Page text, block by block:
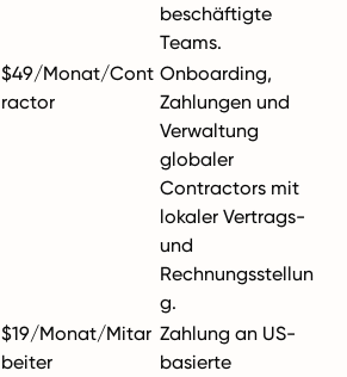
beschäftigte
Teams.
$49/Monat/Cont
ractor
Onboarding,
Zahlungen und
Verwaltung
globaler
Contractors mit
lokaler Vertrags-
und
Rechnungsstellun
g.
$19/Monat/Mitar
beiter
Zahlung an US-
basierte